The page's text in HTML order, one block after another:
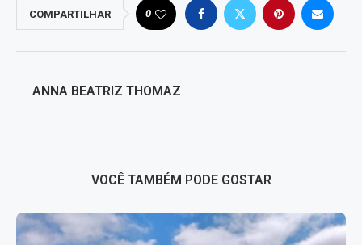
COMPARTILHAR 0
ANNA BEATRIZ THOMAZ
VOCÊ TAMBÉM PODE GOSTAR